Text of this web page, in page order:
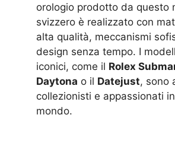
orologio prodotto da questo
svizzero è realizzato con
alta qualità, meccanismi
design senza tempo. I
iconici, come il Rolex
Daytona o il Datejust, sono
collezionisti e appassionati
mondo.